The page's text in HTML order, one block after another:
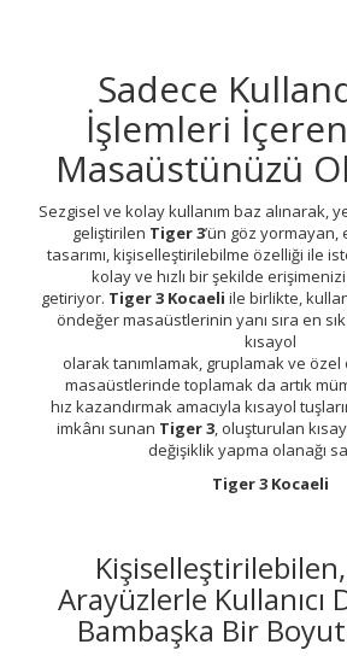
Sadece
İşlemleri
Masaüstünüzü
Sezgisel ve kolay kullanım baz alınarak,
geliştirilen Tiger 3’ün göz
tasarımı, kişiselleştirilebilme özelliği ile
kolay ve hızlı bir şekilde
getiriyor. Tiger 3 Kocaeli ile birlikte,
öndeğer masaüstlerinin yanı sıra en
kısayol
olarak tanımlamak, gruplamak ve
masaüstlerinde toplamak da artık
hız kazandırmak amacıyla kısayol
imkânı sunan Tiger 3, oluşturulan
değişiklik yapma olanağı
Tiger 3 Kocaeli
Arayüzlerle Kullanıcı
Bambaşka Bir